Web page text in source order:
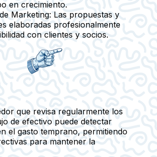
en crecimiento.
Marketing: Las propuestas y
elaboradas profesionalmente
con clientes y socios.
que revisa regularmente los
de efectivo puede detectar
el gasto temprano, permitiendo
para mantener la